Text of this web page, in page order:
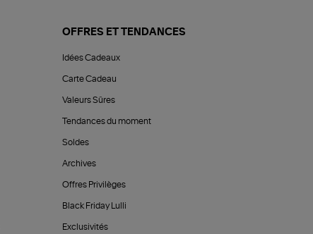
OFFRES ET TENDANCES
Idées Cadeaux
Carte Cadeau
Valeurs Sûres
Tendances du moment
Soldes
Archives
Offres Privilèges
Black Friday Lulli
Exclusivités